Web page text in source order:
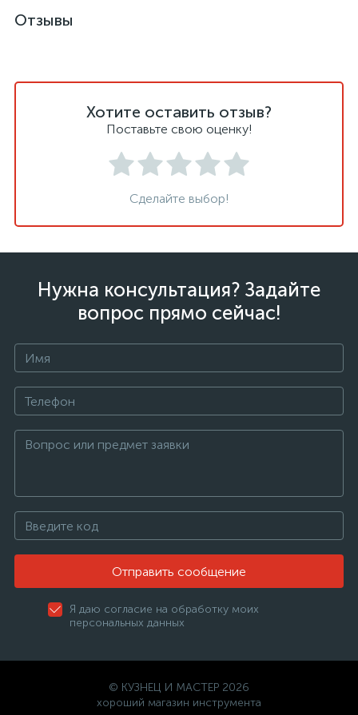
Отзывы
Хотите оставить отзыв?
Поставьте свою оценку!
Сделайте выбор!
Нужна консультация? Задайте
вопрос прямо сейчас!
Отправить сообщение
Я даю согласие на обработку моих
персональных данных
© КУЗНЕЦ И МАСТЕР 2026
хороший магазин инструмента